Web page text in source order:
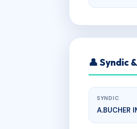
👤 Syndic
SYNDIC
A.BUCHER